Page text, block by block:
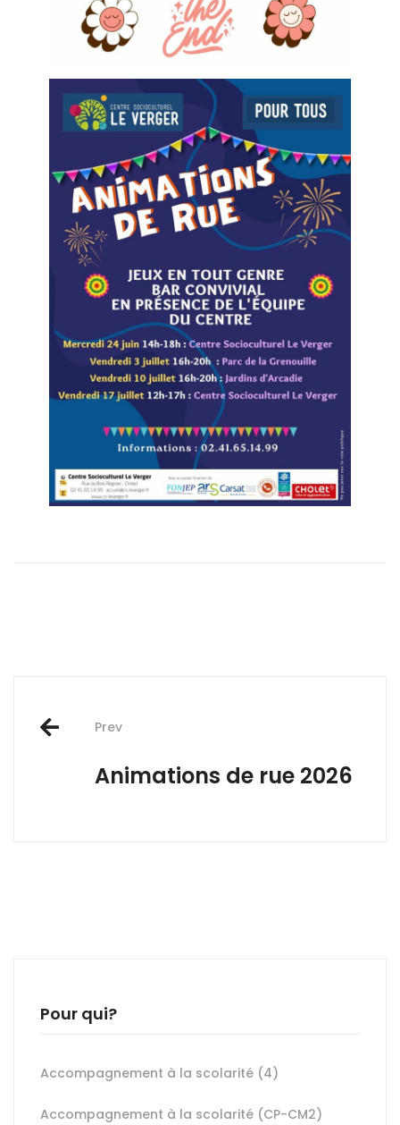
Post
navigation
Prev
Animations de rue 2026
Pour qui?
Accompagnement à la scolarité (4)
Accompagnement à la scolarité (CP-CM2)